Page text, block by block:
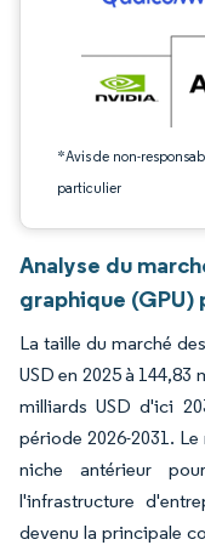
*Avis de non-
particulier
Analyse du
graphique
La taille du marché
USD en 2025 à 144,83
milliards USD d'ici
période 2026-2031.
niche antérieur
l'infrastructure
devenu la principale